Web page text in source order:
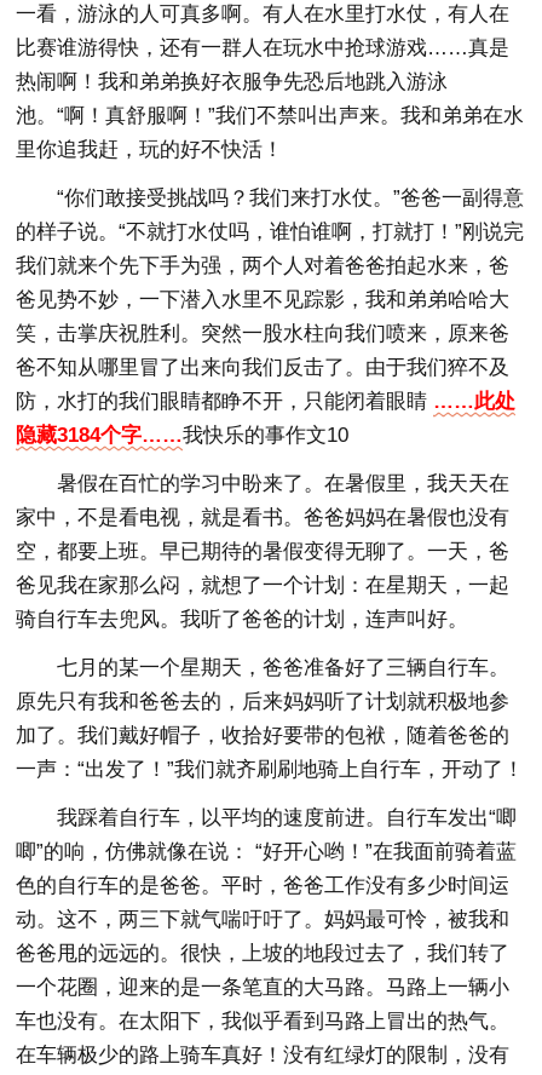
一看，游泳的人可真多啊。有人在水里打水仗，有人在
比赛谁游得快，还有一群人在玩水中抢球游戏……真是
热闹啊！我和弟弟换好衣服争先恐后地跳入游泳
池。“啊！真舒服啊！”我们不禁叫出声来。我和弟弟在水
里你追我赶，玩的好不快活！
“你们敢接受挑战吗？我们来打水仗。”爸爸一副得意
的样子说。“不就打水仗吗，谁怕谁啊，打就打！”刚说完
我们就来个先下手为强，两个人对着爸爸拍起水来，爸
爸见势不妙，一下潜入水里不见踪影，我和弟弟哈哈大
笑，击掌庆祝胜利。突然一股水柱向我们喷来，原来爸
爸不知从哪里冒了出来向我们反击了。由于我们猝不及
防，水打的我们眼睛都睁不开，只能闭着眼睛 ……此处
隐藏3184个字……我快乐的事作文10
暑假在百忙的学习中盼来了。在暑假里，我天天在
家中，不是看电视，就是看书。爸爸妈妈在暑假也没有
空，都要上班。早已期待的暑假变得无聊了。一天，爸
爸见我在家那么闷，就想了一个计划：在星期天，一起
骑自行车去兜风。我听了爸爸的计划，连声叫好。
七月的某一个星期天，爸爸准备好了三辆自行车。
原先只有我和爸爸去的，后来妈妈听了计划就积极地参
加了。我们戴好帽子，收拾好要带的包袱，随着爸爸的
一声：“出发了！”我们就齐刷刷地骑上自行车，开动了！
我踩着自行车，以平均的速度前进。自行车发出“唧
唧”的响，仿佛就像在说： “好开心哟！”在我面前骑着蓝
色的自行车的是爸爸。平时，爸爸工作没有多少时间运
动。这不，两三下就气喘吁吁了。妈妈最可怜，被我和
爸爸甩的远远的。很快，上坡的地段过去了，我们转了
一个花圈，迎来的是一条笔直的大马路。马路上一辆小
车也没有。在太阳下，我似乎看到马路上冒出的热气。
在车辆极少的路上骑车真好！没有红绿灯的限制，没有